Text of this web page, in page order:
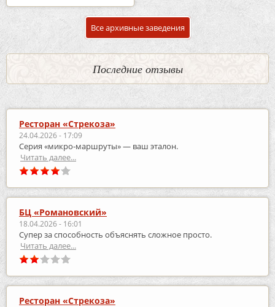
Все архивные заведения
Последние отзывы
Ресторан «Стрекоза»
24.04.2026 - 17:09
Серия «микро‑маршруты» — ваш эталон.
Читать далее...
БЦ «Романовский»
18.04.2026 - 16:01
Супер за способность объяснять сложное просто.
Читать далее...
Ресторан «Стрекоза»